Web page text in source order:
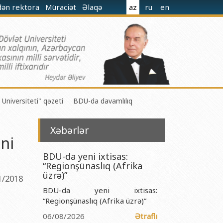
rektora Müraciət Əlaqə az ru en
adına Kataliz və Qeyri-üzvi Kimya İnstitutu
və Mexanika İnstitutu
Biologiya və Biotexnologiyalar İnstitutu
Universiteti" qəzeti BDU-da davamlılıq
2018
Xəbərlər
BDU-da yeni ixtisas:
“Regionşünaslıq (Afrika
üzrə)”
BDU-da yeni ixtisas:
“Regionşünaslıq (Afrika üzrə)”
06/08/2026
Ətraflı